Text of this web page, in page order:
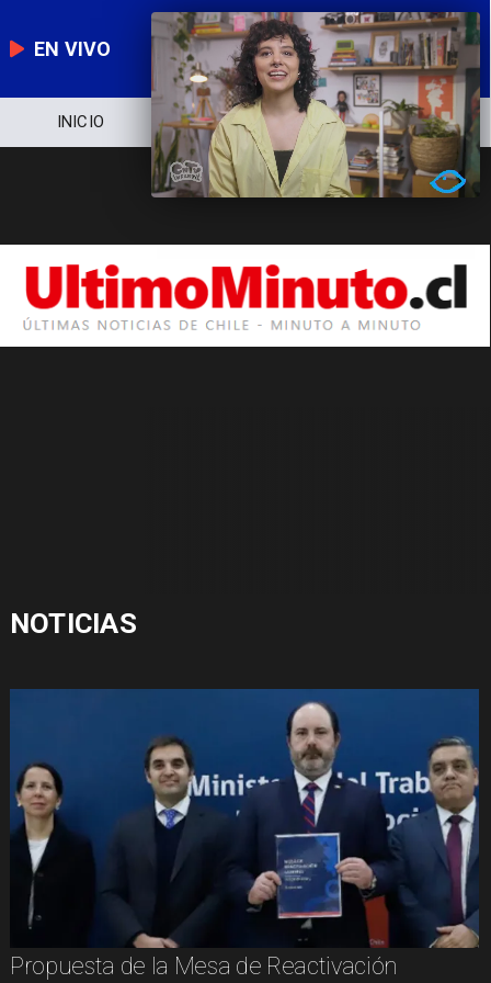
EN VIVO
INICIO NOTICIERO POLÍTICA
NOTICIAS
Propuesta de la Mesa de Reactivación